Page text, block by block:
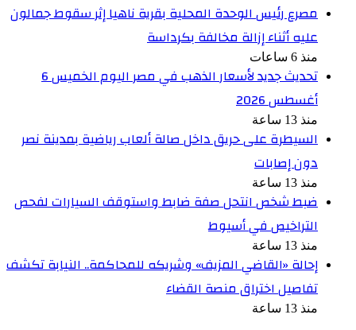
مصرع رئيس الوحدة المحلية بقرية ناهيا إثر سقوط جمالون
عليه أثناء إزالة مخالفة بكرداسة
منذ 6 ساعات
تحديث جديد لأسعار الذهب في مصر اليوم الخميس 6
أغسطس 2026
منذ 13 ساعة
السيطرة على حريق داخل صالة ألعاب رياضية بمدينة نصر
دون إصابات
منذ 13 ساعة
ضبط شخص انتحل صفة ضابط واستوقف السيارات لفحص
التراخيص في أسيوط
منذ 13 ساعة
إحالة «القاضي المزيف» وشريكه للمحاكمة.. النيابة تكشف
تفاصيل اختراق منصة القضاء
منذ 13 ساعة